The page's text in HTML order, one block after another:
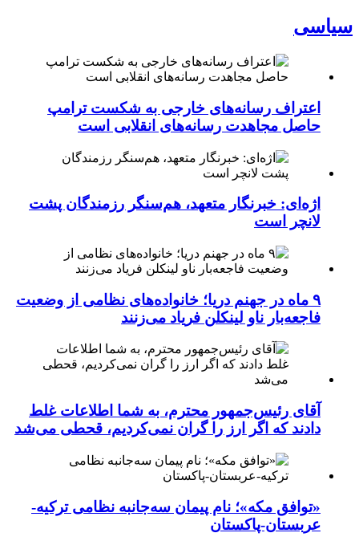
سیاسی
اعتراف رسانه‌های خارجی به شکست ترامپ
حاصل مجاهدت رسانه‌های انقلابی است
اژه‌ای: خبرنگار متعهد، هم‌سنگر رزمندگان پشت
لانچر است
۹ ماه در جهنم دریا؛ خانواده‌های نظامی از وضعیت
فاجعه‌بار ناو لینکلن فریاد می‌زنند
آقای رئیس‌جمهور محترم، به شما اطلاعات غلط
دادند که اگر ارز را گران نمی‌کردیم، قحطی می‌شد
«توافق مکه»؛ نام پیمان سه‌جانبه نظامی ترکیه-
عربستان-پاکستان